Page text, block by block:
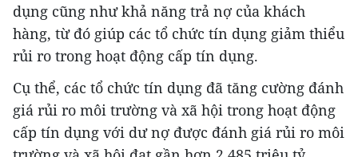
dụng cũng như khả năng trả nợ của khách
hàng, từ đó giúp các tổ chức tín dụng giảm thiểu
rủi ro trong hoạt động cấp tín dụng.
Cụ thể, các tổ chức tín dụng đã tăng cường đánh
giá rủi ro môi trường và xã hội trong hoạt động
cấp tín dụng với dư nợ được đánh giá rủi ro môi